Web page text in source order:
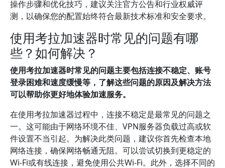
操作步骤和优化技巧，建议关注官方公告和行业权威评
测，以确保您的配置始终符合最新技术标准和安全要求。
使用考拉加速器时常见的问题有哪
些？如何解决？
使用考拉加速器时常见的问题主要包括连接不稳定、账号
登录困难和速度缓慢等，了解这些问题的原因及解决方法
可以帮助你更好地体验加速服务。
在使用考拉加速器过程中，连接不稳定是最常见的问题之
一。这可能由于网络环境不佳、VPN服务器负载过高或软
件设置不当引起。为解决此类问题，建议你首先检查本地
网络连接，确保网络畅通无阻。可以尝试切换到更稳定的
Wi-Fi或有线连接，避免使用公共Wi-Fi。此外，选择不同的